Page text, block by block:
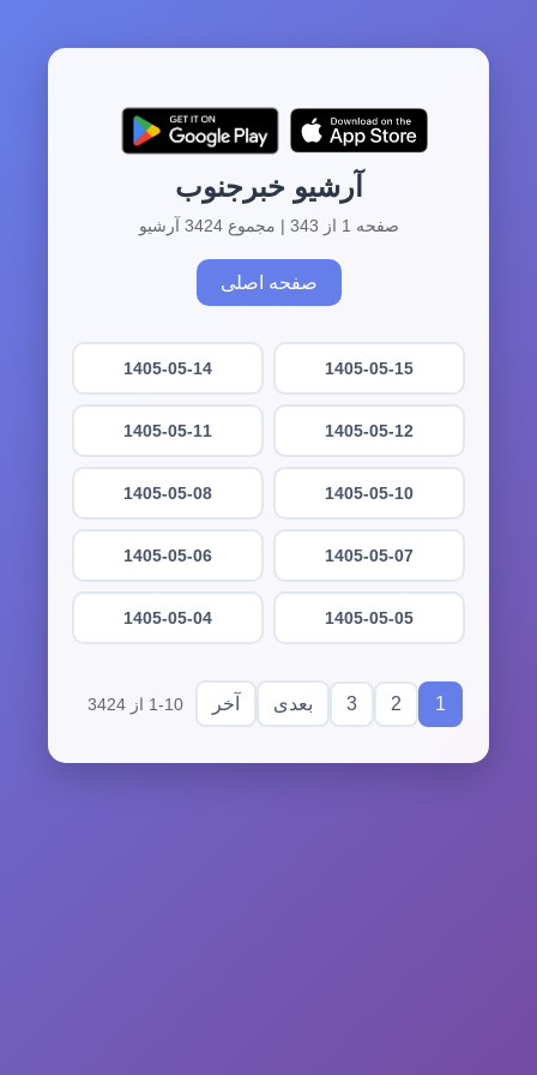
آرشیو خبرجنوب
صفحه 1 از 343 | مجموع 3424 آرشیو
صفحه اصلی
1405-05-15
1405-05-14
1405-05-12
1405-05-11
1405-05-10
1405-05-08
1405-05-07
1405-05-06
1405-05-05
1405-05-04
1
2
3 بعدی آخر 1-10 از 3424